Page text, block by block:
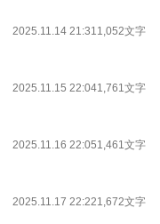
2025.11.14 21:311,052文字
2025.11.15 22:041,761文字
2025.11.16 22:051,461文字
2025.11.17 22:221,672文字